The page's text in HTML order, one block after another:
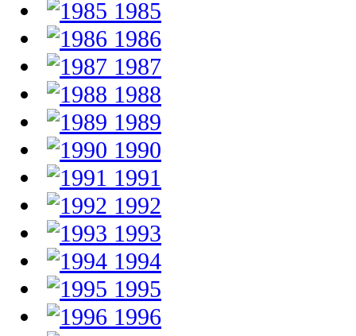
1985
1986
1987
1988
1989
1990
1991
1992
1993
1994
1995
1996